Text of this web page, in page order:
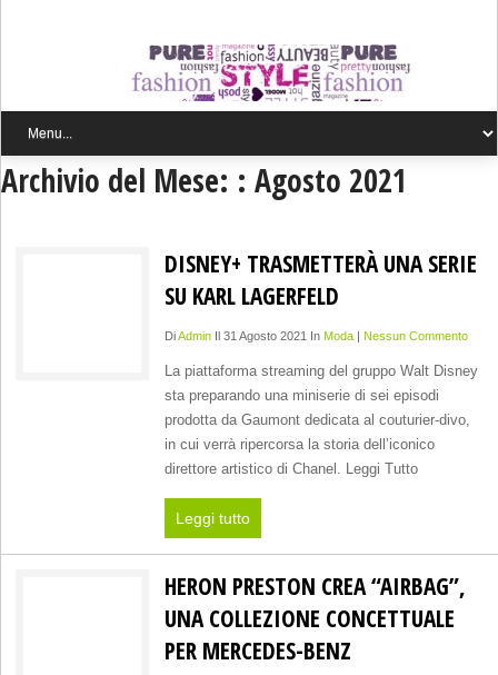
Archivio del Mese: : Agosto 2021
DISNEY+ TRASMETTERÀ UNA SERIE
SU KARL LAGERFELD
DiAdminIl 31 Agosto 2021 In Moda| Nessun Commento
La piattaforma streaming del gruppo Walt Disney
sta preparando una miniserie di sei episodi
prodotta da Gaumont dedicata al couturier-divo,
in cui verrà ripercorsa la storia dell’iconico
direttore artistico di Chanel. Leggi Tutto
Leggi tutto
HERON PRESTON CREA “AIRBAG”,
UNA COLLEZIONE CONCETTUALE
PER MERCEDES-BENZ